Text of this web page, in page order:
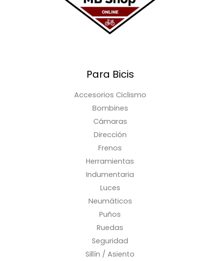
Para Bicis
Accesorios Ciclismo
Bombines
Cámaras
Dirección
Frenos
Herramientas
Indumentaria
Luces
Neumáticos
Puños
Ruedas
Seguridad
Sillín / Asiento